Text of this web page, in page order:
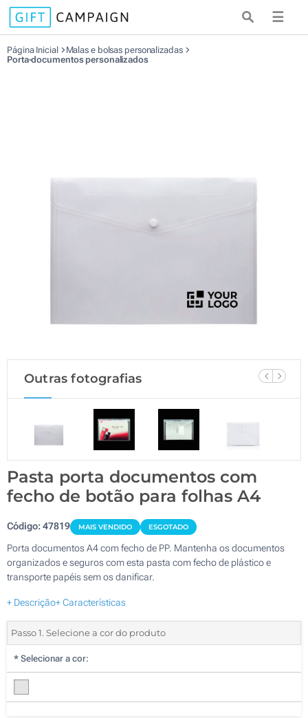
☰
Página Inicial
Malas e bolsas personalizadas
Porta-documentos personalizados
Outras fotografias
Pasta porta documentos com
fecho de botão para folhas A4
Código:47819 MAIS VENDIDO ESGOTADO
Porta documentos A4 com fecho de PP. Mantenha os documentos
organizados e seguros com esta pasta com fecho de plástico e
transporte papéis sem os danificar.
+ Descrição+ Características
Passo 1. Selecione a cor do produto
* Selecionar a cor: